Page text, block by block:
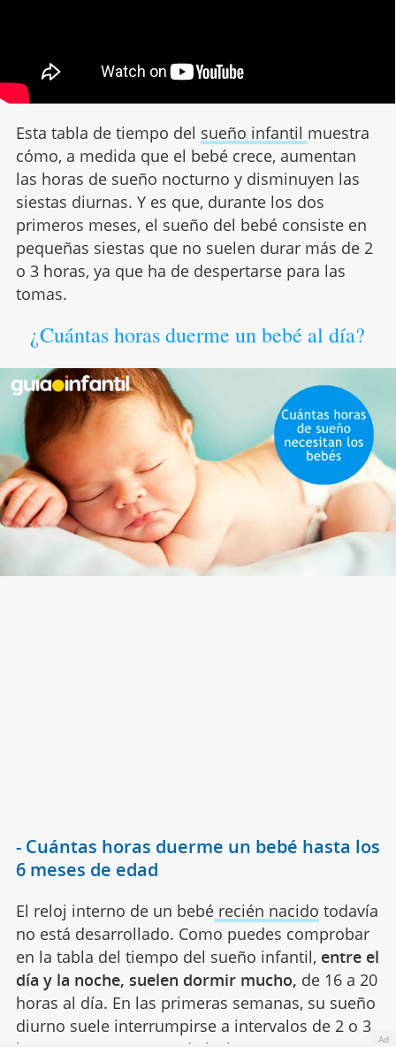
Esta tabla de tiempo del sueño infantil muestra
cómo, a medida que el bebé crece, aumentan
las horas de sueño nocturno y disminuyen las
siestas diurnas. Y es que, durante los dos
primeros meses, el sueño del bebé consiste en
pequeñas siestas que no suelen durar más de 2
o 3 horas, ya que ha de despertarse para las
tomas.
¿Cuántas horas duerme un bebé al día?
- Cuántas horas duerme un bebé hasta los
6 meses de edad
El reloj interno de un bebérecién nacido todavía
no está desarrollado. Como puedes comprobar
en la tabla del tiempo del sueño infantil, entre el
día y la noche, suelen dormir mucho, de 16 a 20
horas al día. En las primeras semanas, su sueño
diurno suele interrumpirse a intervalos de 2 o 3
Ad